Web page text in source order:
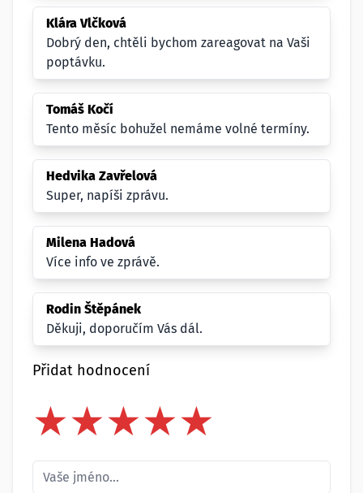
Klára Vlčková
Dobrý den, chtěli bychom zareagovat na Vaši
poptávku.
Tomáš Kočí
Tento měsíc bohužel nemáme volné termíny.
Hedvika Zavřelová
Super, napíši zprávu.
Milena Hadová
Více info ve zprávě.
Rodin Štěpánek
Děkuji, doporučím Vás dál.
Přidat hodnocení
★
★★
★★★
★★★★
★★★★★